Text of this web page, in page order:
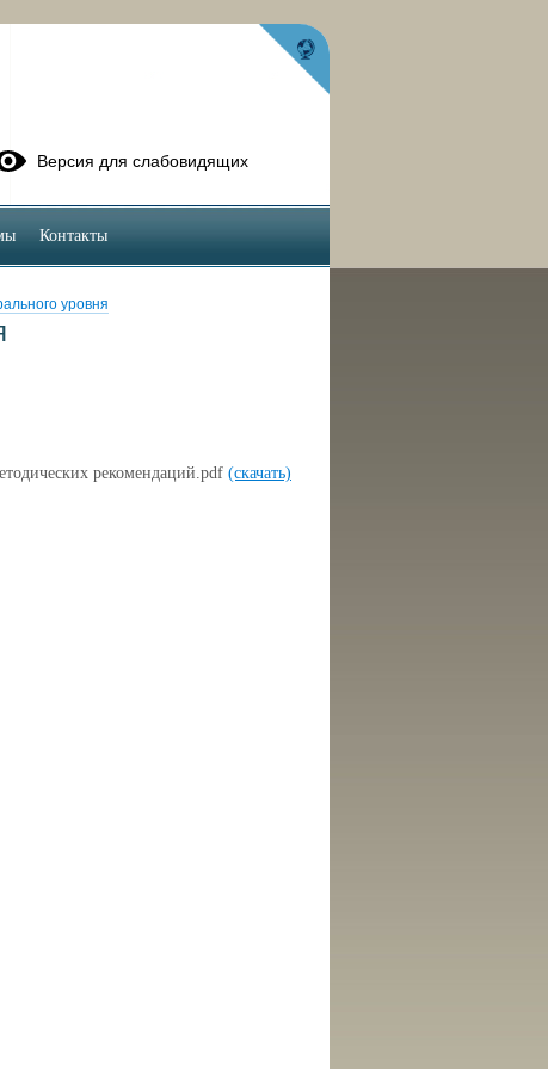
уровня
рекомендаций.pdf (скачать)
Версия для слабовидящих
Контакты